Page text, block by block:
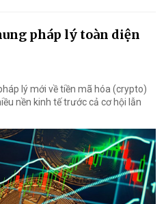
pháp lý toàn diện
lý mới về tiền mã hóa (crypto)
nền kinh tế trước cả cơ hội lẫn